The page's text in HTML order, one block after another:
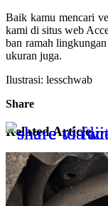
Baik kamu mencari
kami di situs web
ban ramah
ukuran juga.
Ilustrasi: lesschwab
Share
Related Article